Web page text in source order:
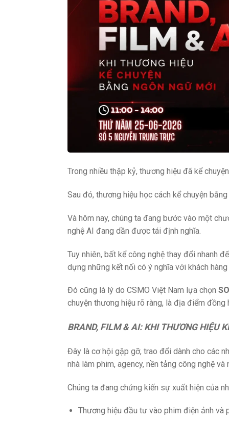
Trong nhiều thập kỷ, thương hiệu đã kể
Sau đó, thương hiệu học cách kể chuyện
Và hôm nay, chúng ta đang bước vào một
nghệ AI đang dần được tái định nghĩa.
Tuy nhiên, bất kể công nghệ thay đổi nhanh
dựng những kết nối có ý nghĩa với khách
Đó cũng là lý do CSMO Việt Nam lựa chọn
chuyện thương hiệu rõ ràng, là địa điểm
BRAND, FILM & AI: KHI THƯƠNG HIỆU
Đây là cơ hội gặp gỡ, trao đổi dành cho các
nhà làm phim, agency, nền tảng công nghệ
Chúng ta đang chứng kiến sự xuất hiện của
Thương hiệu đầu tư vào phim điện ảnh và